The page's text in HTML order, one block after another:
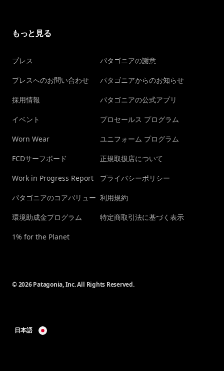
もっと見る
プレス
プレスへのお問い合わせ
採用情報
イベント
Worn Wear
FCDサーフボード
Work in Progress Report
パタゴニアのコアバリュー
環境助成金プログラム
1% for the Planet
パタゴニアの謝意
パタゴニアからのお知らせ
パタゴニアの公式アプリ
プロセールス プログラム
ユニフォーム プログラム
正規取扱店について
プライバシーポリシー
利用規約
特定商取引法に基づく表示
© 2026 Patagonia, Inc. All Rights Reserved.
日本語